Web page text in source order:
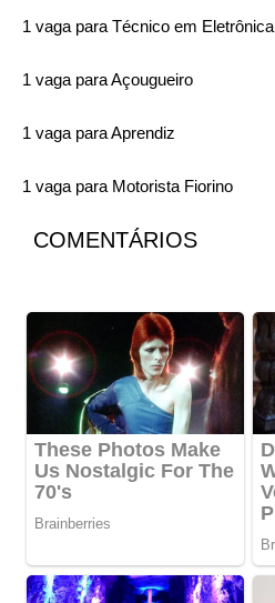
1 vaga para Técnico em Eletrônica
1 vaga para Açougueiro
1 vaga para Aprendiz
1 vaga para Motorista Fiorino
COMENTÁRIOS